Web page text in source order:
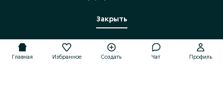
Главная Избранное Создать Чат Профиль
Закрыть